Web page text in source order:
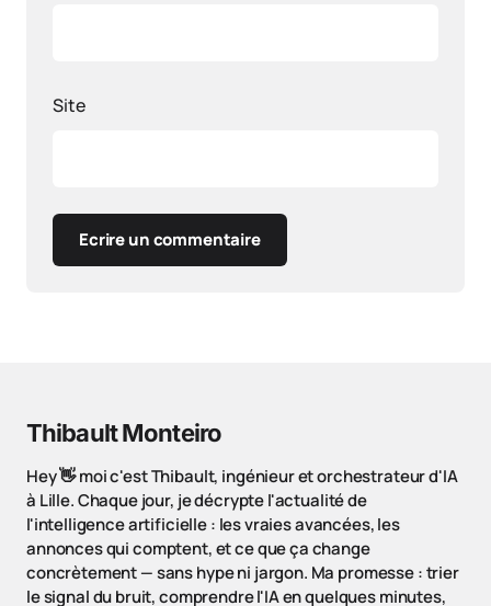
Site
Ecrire un commentaire
Thibault Monteiro
Hey 👋 moi c'est Thibault, ingénieur et orchestrateur d'IA
à Lille. Chaque jour, je décrypte l'actualité de
l'intelligence artificielle : les vraies avancées, les
annonces qui comptent, et ce que ça change
concrètement — sans hype ni jargon. Ma promesse : trier
le signal du bruit, comprendre l'IA en quelques minutes,